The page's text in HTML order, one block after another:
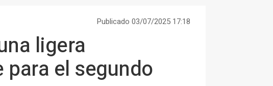
Publicado 03/07/2025 17:18
ligera
el segundo